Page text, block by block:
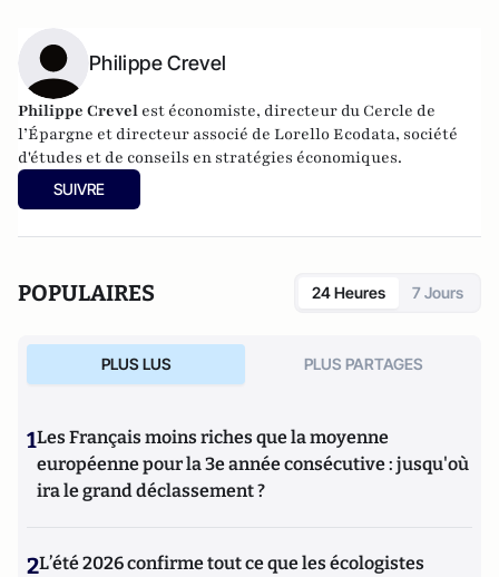
Philippe Crevel
Philippe Crevel est économiste, directeur du Cercle de
l’Épargne et directeur associé de Lorello Ecodata, société
d'études et de conseils en stratégies économiques.
SUIVRE
POPULAIRES 24 Heures 7 Jours
PLUS LUS PLUS PARTAGES
1Les Français moins riches que la moyenne
européenne pour la 3e année consécutive : jusqu'où
ira le grand déclassement ?
2L’été 2026 confirme tout ce que les écologistes